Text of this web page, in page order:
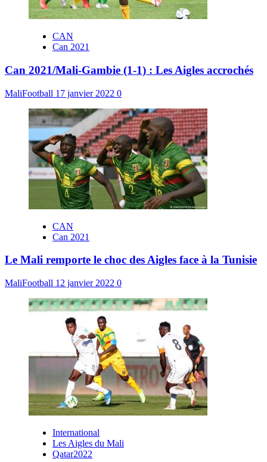
CAN
Can 2021
Can 2021/Mali-Gambie (1-1) : Les Aigles accrochés
MaliFootball 17 janvier 2022 0
CAN
Can 2021
Le Mali remporte le choc des Aigles face à la Tunisie
MaliFootball 12 janvier 2022 0
International
Les Aigles du Mali
Qatar2022